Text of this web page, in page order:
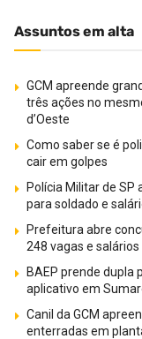
Assuntos em alta
GCM apreende
três ações no
d’Oeste
Como saber se é
cair em golpes
Polícia Militar de SP
para soldado e
Prefeitura abre
248 vagas e salários
BAEP prende dupla
aplicativo em
Canil da GCM
enterradas em